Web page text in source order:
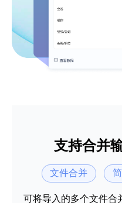
支持合并
文件合并
可将导入的多个文件合
也很快，还用！
人事专员